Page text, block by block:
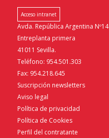
Acceso intranet
Avda. República Argentina Nº14
Entreplanta primera
41011 Sevilla.
Teléfono: 954.501.303
Fax: 954.218.645
Suscripción newsletters
Aviso legal
Política de privacidad
Política de Cookies
Perfil del contratante